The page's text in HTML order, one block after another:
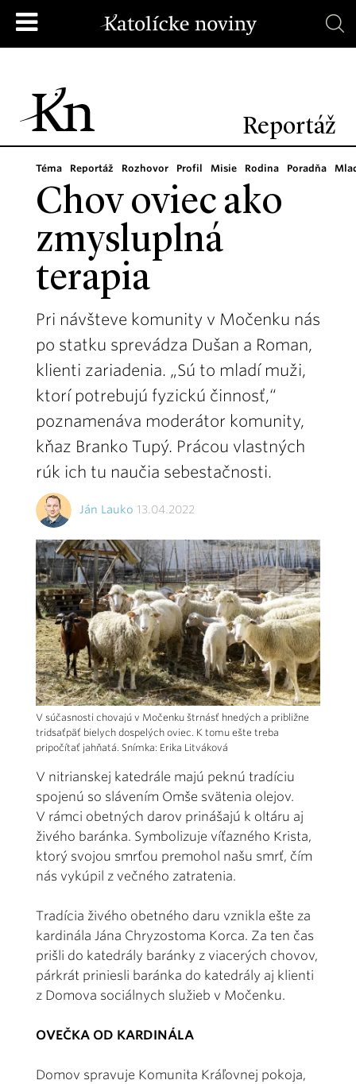
Reportáž
Téma Reportáž Rozhovor Profil Misie Rodina Poradňa
Chov oviec ako
zmysluplná
terapia
Pri návšteve komunity v Močenku nás
po statku sprevádza Dušan a Roman,
klienti zariadenia. „Sú to mladí muži,
ktorí potrebujú fyzickú činnosť,“
poznamenáva moderátor komunity,
kňaz Branko Tupý. Prácou vlastných
rúk ich tu naučia sebestačnosti.
Ján Lauko 13.04.2022
V súčasnosti chovajú v Močenku štrnásť hnedých a približne
tridsaťpäť bielych dospelých oviec. K tomu ešte treba
pripočítať jahňatá. Snímka: Erika Litváková
V nitrianskej katedrále majú peknú tradíciu
spojenú so slávením Omše svätenia olejov.
V rámci obetných darov prinášajú k oltáru aj
živého baránka. Symbolizuje víťazného Krista,
ktorý svojou smrťou premohol našu smrť, čím
nás vykúpil z večného zatratenia.
Tradícia živého obetného daru vznikla ešte za
kardinála Jána Chryzostoma Korca. Za ten čas
prišli do katedrály baránky z viacerých chovov,
párkrát priniesli baránka do katedrály aj klienti
z Domova sociálnych služieb v Močenku.
OVEČKA OD KARDINÁLA
Domov spravuje Komunita Kráľovnej pokoja,